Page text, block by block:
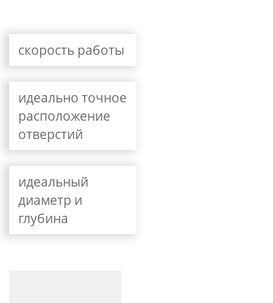
скорость работы
идеально точное
расположение
отверстий
идеальный
диаметр и
глубина